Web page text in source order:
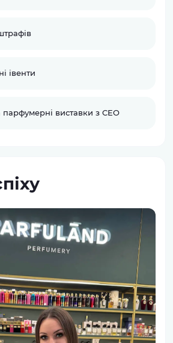
івенти
виставки з CEO